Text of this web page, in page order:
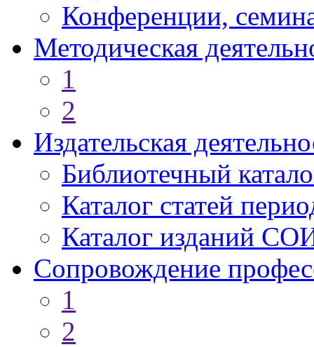
Конференции,
Методическая
1
2
Издательская
Библиотечный
Каталог статей
Каталог изданий
Сопровождение
1
2